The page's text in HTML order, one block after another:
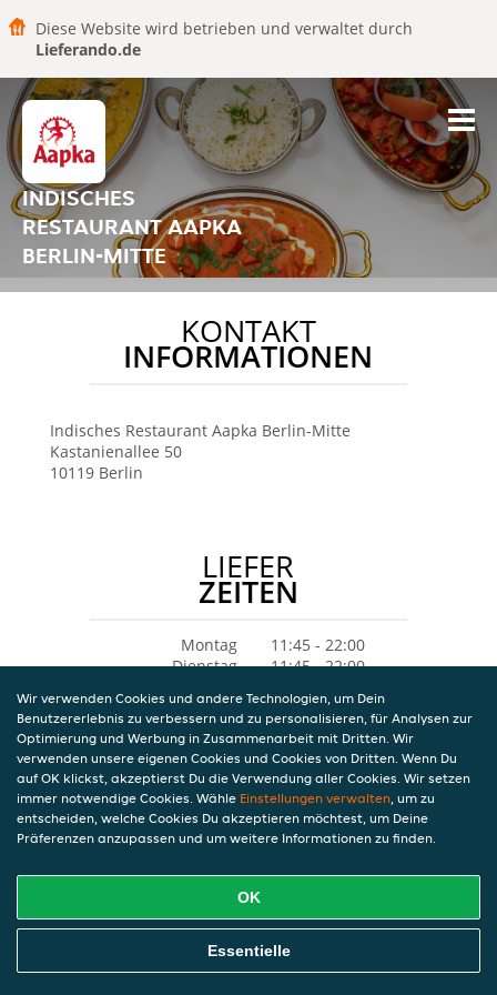
Diese Website wird betrieben und verwaltet durch
Lieferando.de
INDISCHES
RESTAURANT AAPKA
BERLIN-MITTE
KONTAKT
INFORMATIONEN
Indisches Restaurant Aapka Berlin-Mitte
Kastanienallee 50
10119 Berlin
LIEFER
ZEITEN
Montag
11:45 - 22:00
Dienstag
11:45 - 22:00
Donnerstag
11:45 - 22:00
Freitag
11:45 - 22:00
Samstag
11:45 - 22:00
Sonntag
11:45 - 22:00
Wir verwenden Cookies und andere Technologien, um Dein
Benutzererlebnis zu verbessern und zu personalisieren, für Analysen zur
Optimierung und Werbung in Zusammenarbeit mit Dritten. Wir
verwenden unsere eigenen Cookies und Cookies von Dritten. Wenn Du
auf OK klickst, akzeptierst Du die Verwendung aller Cookies. Wir setzen
immer notwendige Cookies. Wähle Einstellungen verwalten, um zu
entscheiden, welche Cookies Du akzeptieren möchtest, um Deine
Präferenzen anzupassen und um weitere Informationen zu finden.
OK
Essentielle